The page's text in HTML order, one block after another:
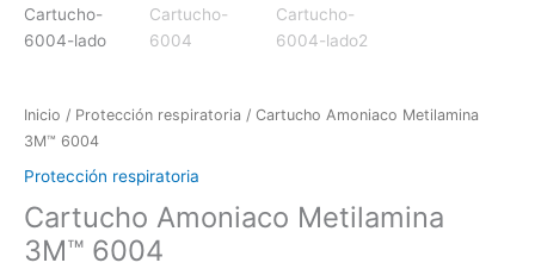
Inicio / Protección respiratoria / Cartucho Amoniaco Metilamina
3M™ 6004
Protección respiratoria
Cartucho Amoniaco Metilamina
3M™ 6004